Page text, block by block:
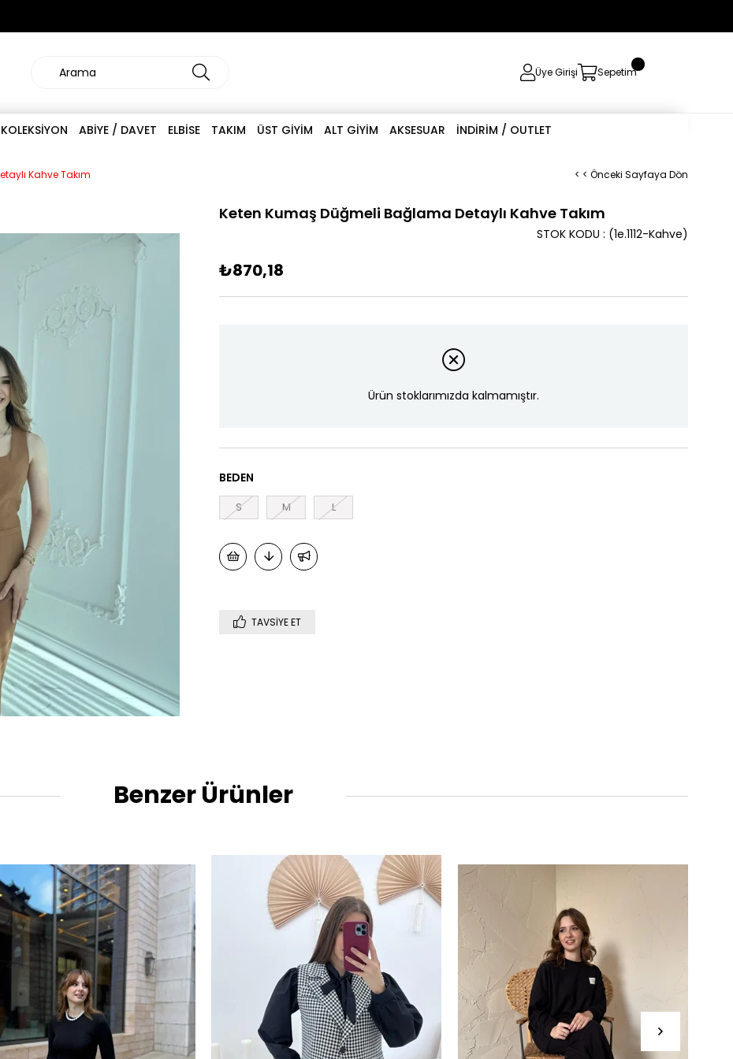
Üye Girişi Sepetim
ABİYE / DAVET ELBİSE TAKIM ÜST GİYİM ALT GİYİM AKSESUAR İNDİRİM / OUTLET
Kahve Takım < < Önceki Sayfaya Dön
Keten Kumaş Düğmeli Bağlama Detaylı Kahve Takım
(1e.1112-Kahve)
STOK KODU
₺870,18
Ürün stoklarımızda kalmamıştır.
BEDEN
S M L
TAVSIYE ET
Benzer Ürünler